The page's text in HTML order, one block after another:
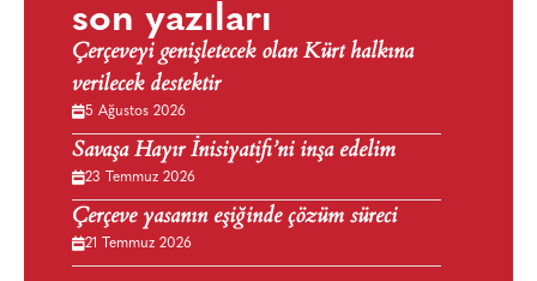
son yazıları
Çerçeveyi genişletecek olan Kürt halkına
verilecek destektir
5 Ağustos 2026
Savaşa Hayır İnisiyatifi’ni inşa edelim
23 Temmuz 2026
Çerçeve yasanın eşiğinde çözüm süreci
21 Temmuz 2026